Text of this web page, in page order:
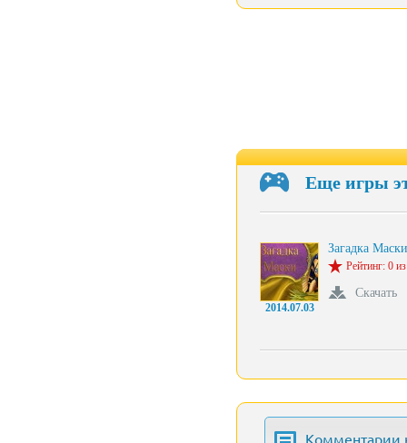
Еще игры
2014.07.03
Загадка Маски
Рейтинг: 0
Скачать
Комментарии